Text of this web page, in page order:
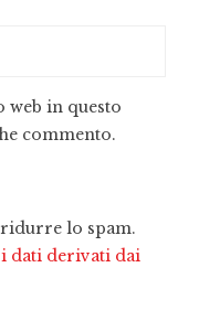
web in questo
commento.
lo spam.
dati derivati dai